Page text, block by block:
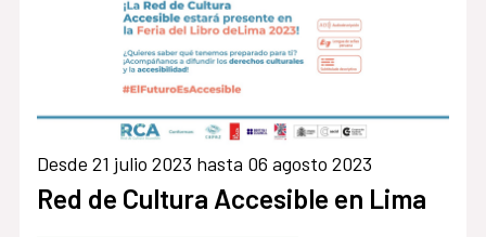
Desde 21 julio 2023 hasta 06 agosto 2023
Red de Cultura Accesible en Lima